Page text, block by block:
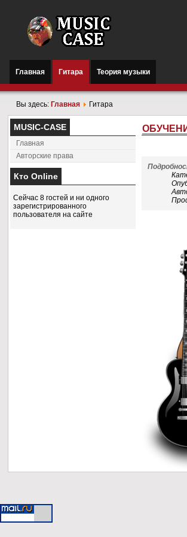
Главная Гитара Теория музыки
Вы здесь: Главная Гитара
MUSIC-CASE
Главная
Авторские права
Кто Online
Сейчас 8 гостей и ни одного
зарегистрированного
пользователя на сайте